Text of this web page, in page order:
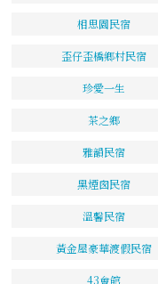
相思園民宿
歪仔歪橋鄉村民宿
珍愛一生
茶之鄉
雅韻民宿
黑煙囪民宿
溫馨民宿
黃金屋豪華渡假民宿
43會館